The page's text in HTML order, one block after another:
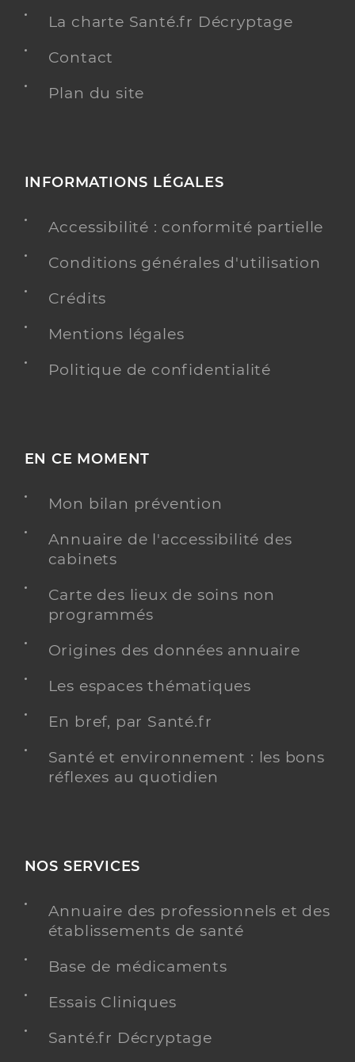
La charte Santé.fr Décryptage
Contact
Plan du site
INFORMATIONS LÉGALES
Accessibilité : conformité partielle
Conditions générales d'utilisation
Crédits
Mentions légales
Politique de confidentialité
EN CE MOMENT
Mon bilan prévention
Annuaire de l'accessibilité des
cabinets
Carte des lieux de soins non
programmés
Origines des données annuaire
Les espaces thématiques
En bref, par Santé.fr
Santé et environnement : les bons
réflexes au quotidien
NOS SERVICES
Annuaire des professionnels et des
établissements de santé
Base de médicaments
Essais Cliniques
Santé.fr Décryptage